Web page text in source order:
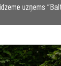
uzņems